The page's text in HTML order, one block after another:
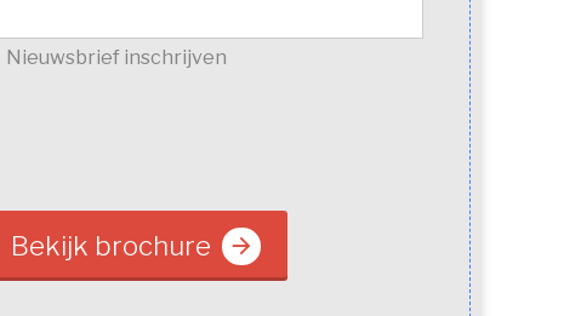
Nieuwsbrief inschrijven
Bekijk brochure